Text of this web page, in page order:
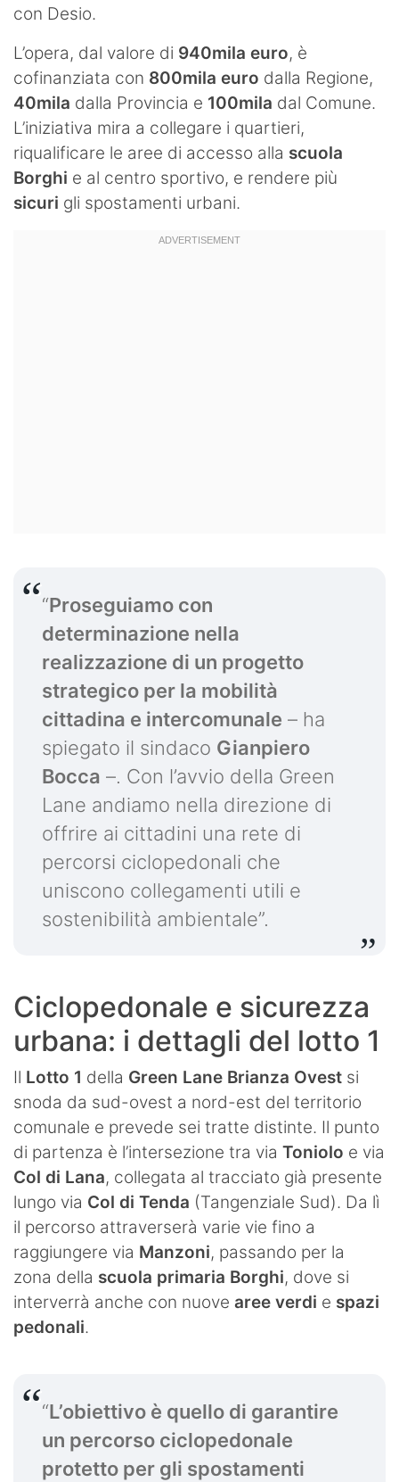
con Desio.
L’opera, dal valore di 940mila euro, è
cofinanziata con 800mila euro dalla Regione,
40mila dalla Provincia e 100mila dal Comune.
L’iniziativa mira a collegare i quartieri,
riqualificare le aree di accesso alla scuola
Borghi e al centro sportivo, e rendere più
sicuri gli spostamenti urbani.
“Proseguiamo con
determinazione nella
realizzazione di un progetto
strategico per la mobilità
cittadina e intercomunale – ha
spiegato il sindaco Gianpiero
Bocca –. Con l’avvio della Green
Lane andiamo nella direzione di
offrire ai cittadini una rete di
percorsi ciclopedonali che
uniscono collegamenti utili e
sostenibilità ambientale”.
Ciclopedonale e sicurezza
urbana: i dettagli del lotto 1
Il Lotto 1 della Green Lane Brianza Ovest si
snoda da sud-ovest a nord-est del territorio
comunale e prevede sei tratte distinte. Il punto
di partenza è l’intersezione tra via Toniolo e via
Col di Lana, collegata al tracciato già presente
lungo via Col di Tenda (Tangenziale Sud). Da lì
il percorso attraverserà varie vie fino a
raggiungere via Manzoni, passando per la
zona della scuola primaria Borghi, dove si
interverrà anche con nuove aree verdi e spazi
pedonali.
“L’obiettivo è quello di garantire
un percorso ciclopedonale
protetto per gli spostamenti